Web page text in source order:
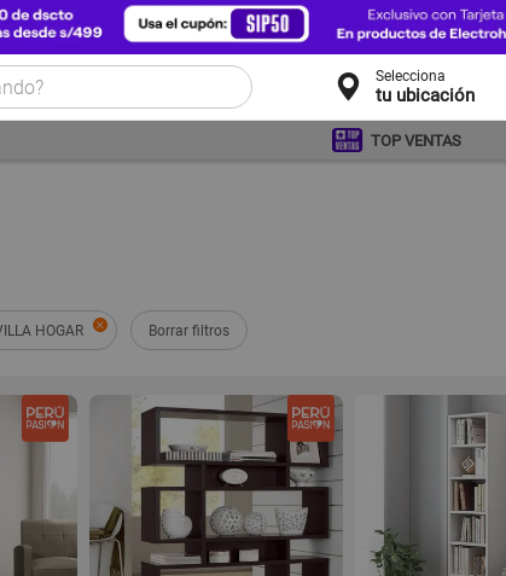
Selecciona
tu ubicación
TOP VENTAS
HOGAR Borrar filtros